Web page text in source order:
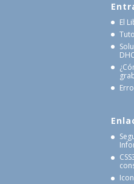
El